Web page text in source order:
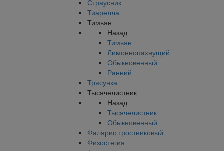
Страусник
Тиарелла
Тимьян
Назад
Тимьян
Лимоннопахнущий
Обыкновенный
Ранний
Трясунка
Тысячелистник
Назад
Тысячелистник
Обыкновенный
Фалярис тростниковый
Физостегия